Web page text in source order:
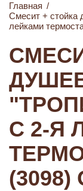
Главная /
Смесит + стойка
лейками
С 2-Я
(3098)